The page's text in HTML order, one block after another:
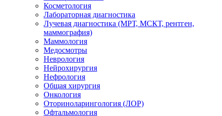
Косметология
Лабораторная диагностика
Лучевая диагностика (МРТ, МСКТ, рентген,
маммография)
Маммология
Медосмотры
Неврология
Нейрохирургия
Нефрология
Общая хирургия
Онкология
Оториноларингология (ЛОР)
Офтальмология